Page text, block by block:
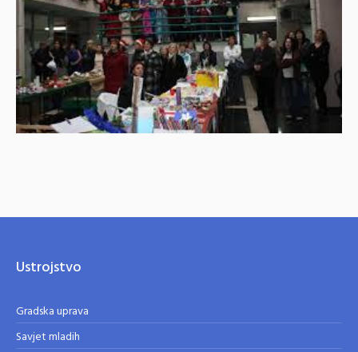
Ustrojstvo
Gradska uprava
Savjet mladih